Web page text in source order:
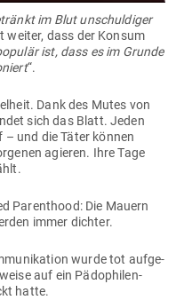
im Blut unschul­diger
weiter, dass der Konsum
ist, dass es im Grunde
“.
Dank des Mutes von
sich das Blatt. Jeden
– und die Täter können
agieren. Ihre Tage
Paren­thood: Die Mauern
immer dichter.
wurde tot auf­ge­
auf ein Pädo­phi­len­
hatte.